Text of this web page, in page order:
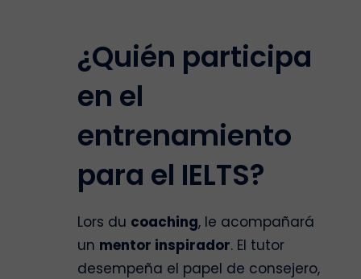
¿Quién participa
en el
entrenamiento
para el IELTS?
Lors du coaching, le acompañará
un mentor inspirador. El tutor
desempeña el papel de consejero,